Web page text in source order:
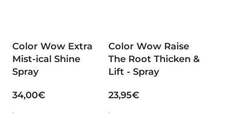
Color Wow Extra
Mist-ical Shine
Spray
34,00€
Color Wow Raise
The Root Thicken &
Lift - Spray
23,95€